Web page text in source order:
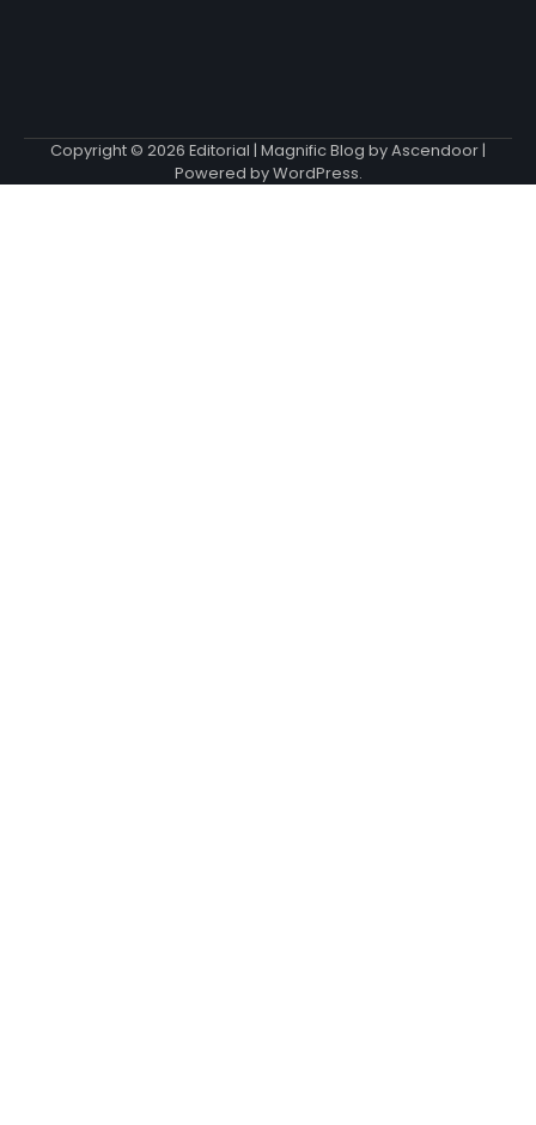
Copyright © 2026 Editorial | Magnific Blog byAscendoor|
Powered byWordPress.